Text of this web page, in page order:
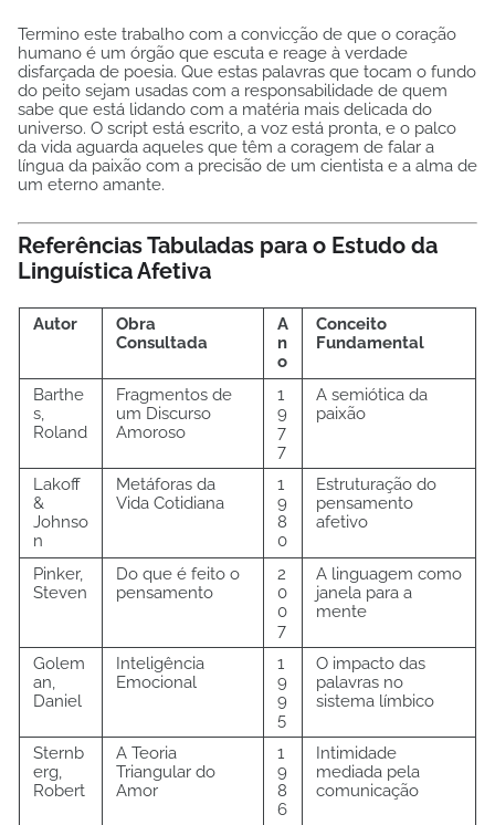
Termino este trabalho com a convicção de que o coração
humano é um órgão que escuta e reage à verdade
disfarçada de poesia. Que estas palavras que tocam o fundo
do peito sejam usadas com a responsabilidade de quem
sabe que está lidando com a matéria mais delicada do
universo. O script está escrito, a voz está pronta, e o palco
da vida aguarda aqueles que têm a coragem de falar a
língua da paixão com a precisão de um cientista e a alma de
um eterno amante.
Referências Tabuladas para o Estudo da
Linguística Afetiva
Autor
Obra
Consultada
A
n
o
Conceito
Fundamental
Barthe
s,
Roland
Fragmentos de
um Discurso
Amoroso
1
9
7
7
A semiótica da
paixão
Lakoff
&
Johnso
n
Metáforas da
Vida Cotidiana
1
9
8
0
Estruturação do
pensamento
afetivo
Pinker,
Steven
Do que é feito o
pensamento
2
0
0
7
A linguagem como
janela para a
mente
Golem
an,
Daniel
Inteligência
Emocional
1
9
9
5
O impacto das
palavras no
sistema límbico
Sternb
erg,
Robert
A Teoria
Triangular do
Amor
1
9
8
6
Intimidade
mediada pela
comunicação